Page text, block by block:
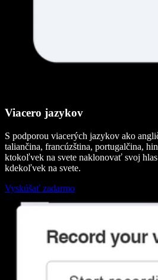
Viacero jazykov
S podporou viacerých jazykov ako
taliančina, francúzština, portugalčina,
ktokoľvek na svete naklonovať svoj
kdekoľvek na svete.
Vyskúšať zadarmo